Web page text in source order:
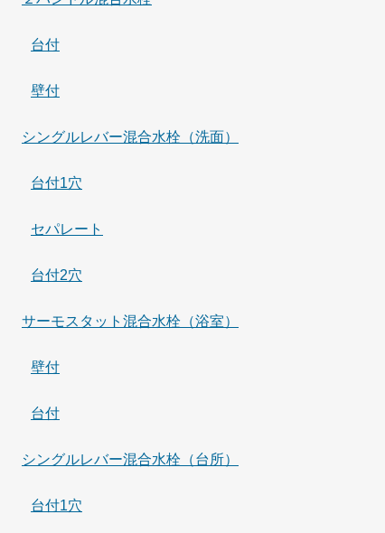
台付
壁付
シングルレバー混合水栓（洗面）
台付1穴
セパレート
台付2穴
サーモスタット混合水栓（浴室）
壁付
台付
シングルレバー混合水栓（台所）
台付1穴